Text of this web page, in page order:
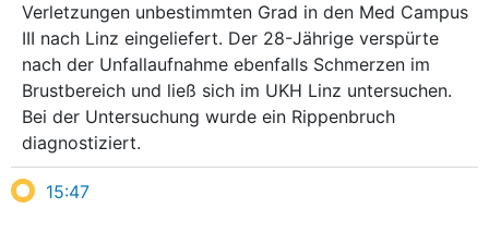
Verletzungen unbestimmten Grad in den Med Campus
III nach Linz eingeliefert. Der 28-Jährige verspürte
nach der Unfallaufnahme ebenfalls Schmerzen im
Brustbereich und ließ sich im UKH Linz untersuchen.
Bei der Untersuchung wurde ein Rippenbruch
diagnostiziert.
15:47